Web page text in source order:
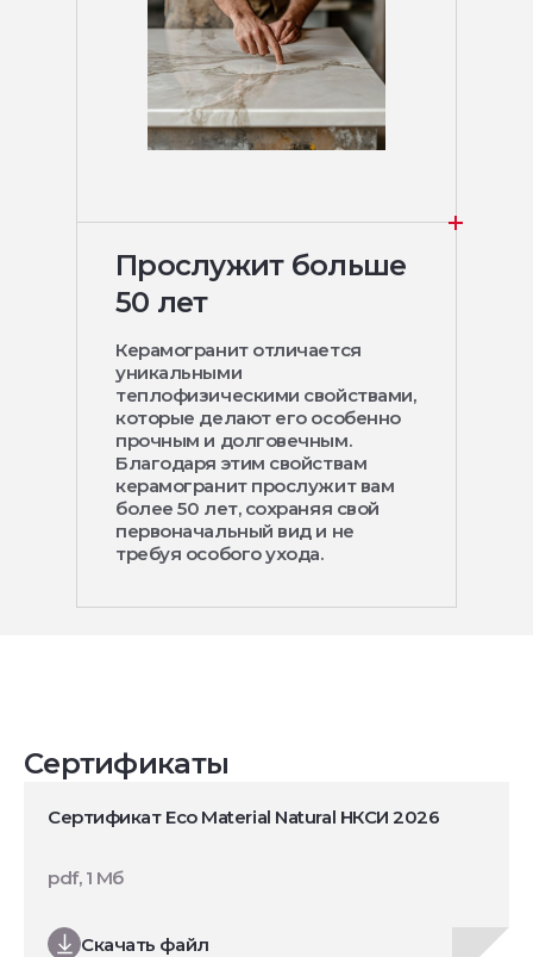
Прослужит больше
50 лет
Керамогранит отличается
уникальными
теплофизическими свойствами,
которые делают его особенно
прочным и долговечным.
Благодаря этим свойствам
керамогранит прослужит вам
более 50 лет, сохраняя свой
первоначальный вид и не
требуя особого ухода.
Сертификаты
Сертификат Eco Material Natural НКСИ 2026
Скачать файл
pdf, 1 Мб